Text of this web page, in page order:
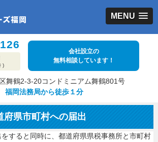
MENU
)
会社設立の
無料相談しています！
舞鶴2-3-20コンドミニアム舞鶴801号
福岡法務局から徒歩１分
府県市町村への届出
すると同時に、都道府県県税事務所と市町村